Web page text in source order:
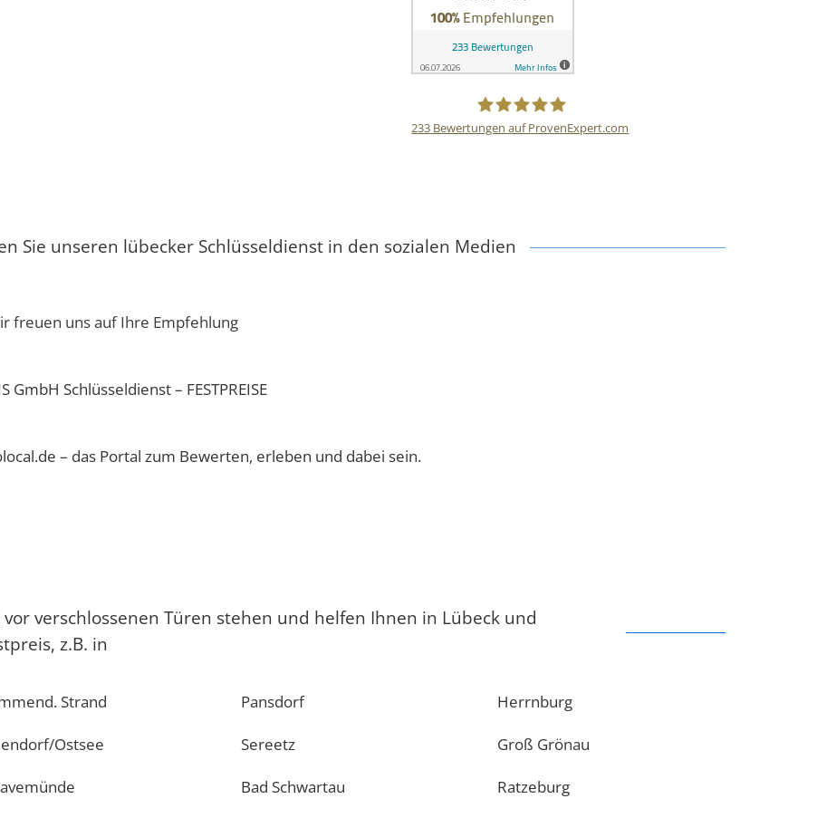
233 Bewertungen auf ProvenExpert.com
Sie unseren lübecker Schlüsseldienst in den sozialen Medien
freuen uns auf Ihre Empfehlung
GmbH Schlüsseldienst – FESTPREISE
– das Portal zum Bewerten, erleben und dabei sein.
verschlossenen Türen stehen und helfen Ihnen in Lübeck und
z.B. in
Strand
Ostsee
Pansdorf
Sereetz
Bad Schwartau
Herrnburg
Groß Grönau
Ratzeburg